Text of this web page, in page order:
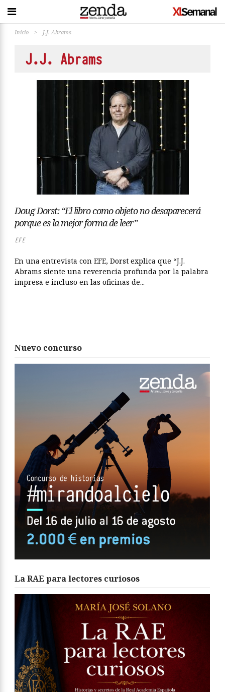
Inicio > J.J. Abrams
J.J. Abrams
Doug Dorst: “El libro como objeto no desaparecerá
porque es la mejor forma de leer”
EFE
En una entrevista con EFE, Dorst explica que “J.J.
Abrams siente una reverencia profunda por la palabra
impresa e incluso en las oficinas de...
Nuevo concurso
La RAE para lectores curiosos